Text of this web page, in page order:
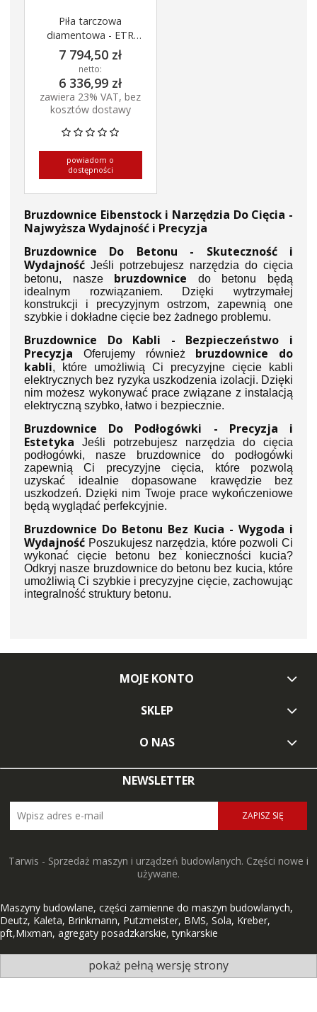
Piła tarczowa
diamentowa - ETR
400.1 P
7 794,50 zł
netto:
6 336,99 zł
zawiera 23% VAT, bez
kosztów dostawy
powiadom o
dostępności
Bruzdownice Eibenstock i Narzędzia Do Cięcia -
Najwyższa Wydajność i Precyzja
Bruzdownice Do Betonu - Skuteczność i
Wydajność Jeśli potrzebujesz narzędzia do cięcia
betonu, naszebruzdownice do betonu będą
idealnym rozwiązaniem. Dzięki wytrzymałej
konstrukcji i precyzyjnym ostrzom, zapewnią one
szybkie i dokładne cięcie bez żadnego problemu.
Bruzdownice Do Kabli - Bezpieczeństwo i
Precyzja Oferujemy również bruzdownice do
kabli, które umożliwią Ci precyzyjne cięcie kabli
elektrycznych bez ryzyka uszkodzenia izolacji. Dzięki
nim możesz wykonywać prace związane z instalacją
elektryczną szybko, łatwo i bezpiecznie.
Bruzdownice Do Podłogówki - Precyzja i
Estetyka Jeśli potrzebujesz narzędzia do cięcia
podłogówki, nasze bruzdownice do podłogówki
zapewnią Ci precyzyjne cięcia, które pozwolą
uzyskać idealnie dopasowane krawędzie bez
uszkodzeń. Dzięki nim Twoje prace wykończeniowe
będą wyglądać perfekcyjnie.
Bruzdownice Do Betonu Bez Kucia - Wygoda i
Wydajność Poszukujesz narzędzia, które pozwoli Ci
wykonać cięcie betonu bez konieczności kucia?
Odkryj nasze bruzdownice do betonu bez kucia, które
umożliwią Ci szybkie i precyzyjne cięcie, zachowując
integralność struktury betonu.
MOJE KONTO
SKLEP
O NAS
NEWSLETTER
ZAPISZ SIĘ
Tarwis - Sprzedaż maszyn i urządzeń budowlanych. Części nowe i
używane.
Maszyny budowlane, części zamienne do maszyn budowlanych,
Deutz, Kaleta, Brinkmann, Putzmeister, BMS, Sola, Kreber,
pft,Mixman, agregaty posadzkarskie, tynkarskie
pokaż pełną wersję strony